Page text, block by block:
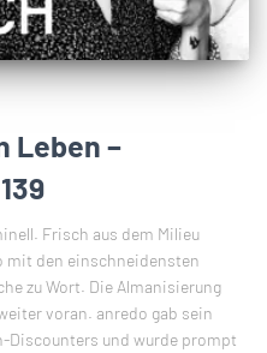
Leben –
Frisch aus dem Milieu
mit den einschneidensten
zu Wort. Die Almanisierung
voran. anredo gab sein
Discounters und wurde prompt